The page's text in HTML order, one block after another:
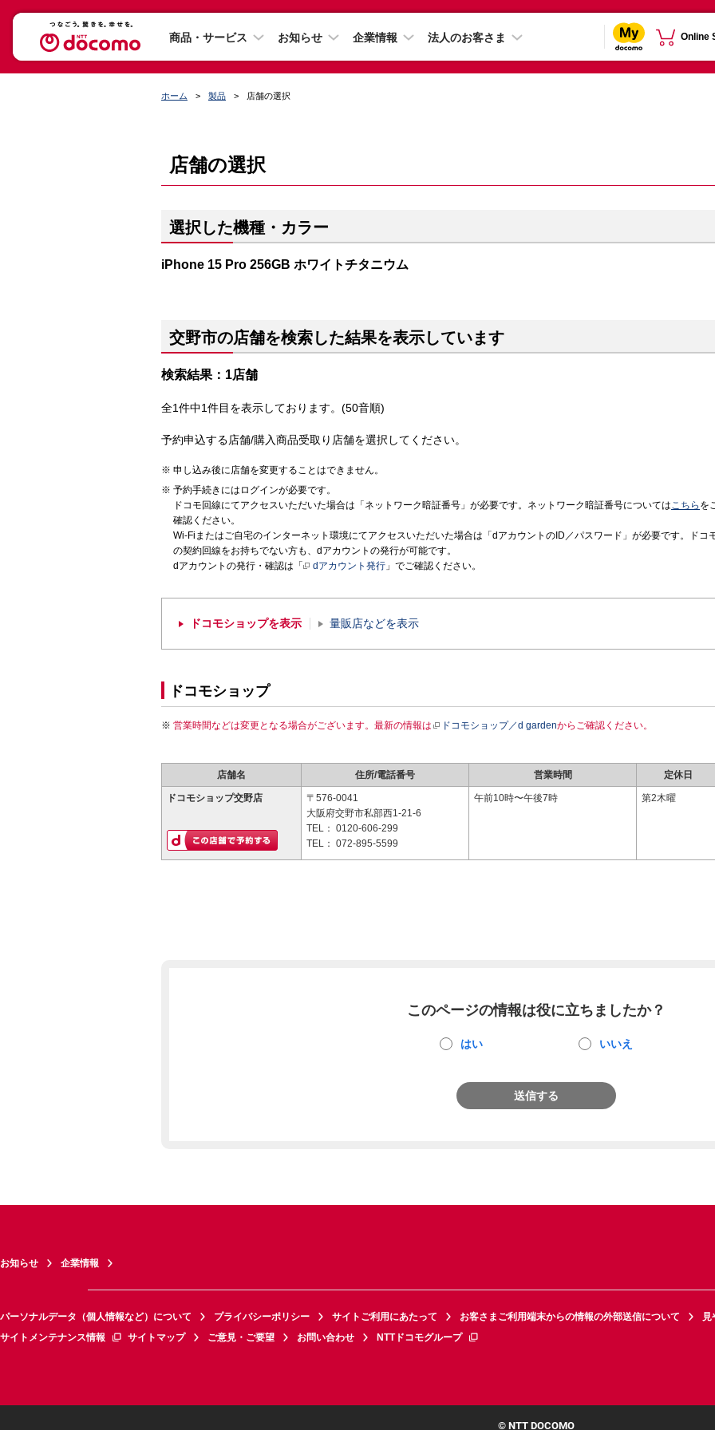
商品・サービス お知らせ 企業情報 法人のお客さま Online
ホーム 製品 店舗の選択
店舗の選択
選択した機種・カラー
iPhone 15 Pro 256GB ホワイトチタニウム
交野市の店舗を検索した結果を表示しています
検索結果：1店舗
全1件中1件目を表示しております。(50音順)
予約申込する店舗/購入商品受取り店舗を選択してください。
申し込み後に店舗を変更することはできません。
予約手続きにはログインが必要です。
ドコモ回線にてアクセスいただいた場合は「ネットワーク暗証番号」が必要です。ネットワーク暗証番号についてはこちら を
確認ください。
Wi-Fiまたはご自宅のインターネット環境にてアクセスいただいた場合は「dアカウントのID／パスワード」が必要です。ドコ
の契約回線をお持ちでない方も、dアカウントの発行が可能です。
dアカウントの発行・確認は「
dアカウント発行 」でご確認ください。
ドコモショップを表示 量販店などを表示
ドコモショップ
営業時間などは変更となる場合がございます。最新の情報は ドコモショップ／d gardenからご確認ください。
店舗名 住所/電話番号 営業時間 定休日
ドコモショップ交野店
〒576-0041
大阪府交野市私部西1-21-6
TEL： 0120-606-299
TEL： 072-895-5599
午前10時〜午後7時 第2木曜
このページの情報は役に立ちましたか？
はい いいえ
送信する
お知らせ 企業情報
パーソナルデータ（個人情報など）について プライバシーポリシー サイトご利用にあたって お客さまご利用端末からの情報の外部送信について
見
サイトメンテナンス情報
サイトマップ ご意見・ご要望 お問い合わせ NTTドコモグループ
© NTT DOCOMO